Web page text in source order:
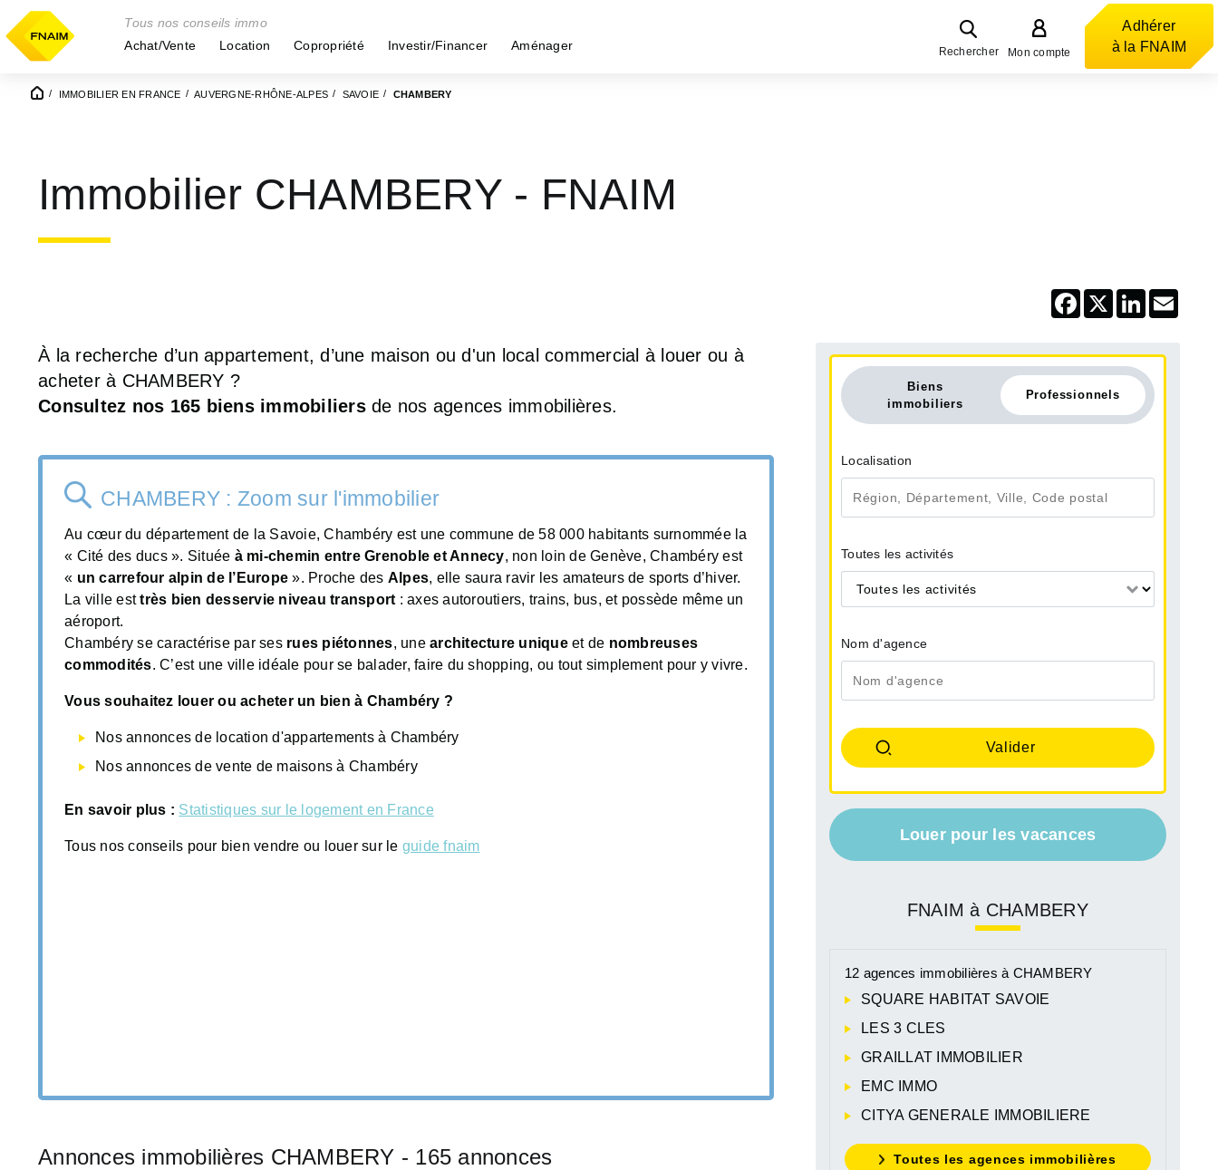
Tous nos conseils immo
Achat/Vente
Location Copropriété Investir/Financer Aménager Rechercher Mon compte
Adhérer
à la FNAIM
IMMOBILIER EN FRANCE AUVERGNE-RHÔNE-ALPES SAVOIE CHAMBERY
Immobilier CHAMBERY - FNAIM
Facebook
X LinkedIn
À la recherche d’un appartement, d’une maison ou d'un local commercial à louer ou à
acheter à CHAMBERY ?
Consultez nos 165 biens immobiliersde nos agences immobilières.
CHAMBERY : Zoom sur l'immobilier
Au cœur du département de la Savoie, Chambéry est une commune de 58 000 habitants surnommée la
« Cité des ducs ». Située à mi-chemin entre Grenoble et Annecy, non loin de Genève, Chambéry est
« un carrefour alpin de l’Europe ». Proche des Alpes, elle saura ravir les amateurs de sports d’hiver.
La ville esttrès bien desservie niveau transport : axes autoroutiers, trains, bus, et possède même un
aéroport.
Chambéry se caractérise par ses rues piétonnes, une architecture uniqueet de nombreuses
commodités. C’est une ville idéale pour se balader, faire du shopping, ou tout simplement pour y vivre.
Vous souhaitez louer ou acheter un bien à Chambéry ?
Nos annonces de location d'appartements à Chambéry
Nos annonces de vente de maisons à Chambéry
En savoir plus : Statistiques sur le logement en France
Tous nos conseils pour bien vendre ou louer sur le guide fnaim
Annonces immobilières CHAMBERY - 165 annonces
Biens
immobiliers
Professionnels
Localisation
Toutes les activités
Toutes les activités
Nom d'agence
Louer pour les vacances
FNAIM à CHAMBERY
12 agences immobilières à CHAMBERY
SQUARE HABITAT SAVOIE
LES 3 CLES
GRAILLAT IMMOBILIER
EMC IMMO
CITYA GENERALE IMMOBILIERE
Toutes les agences immobilières